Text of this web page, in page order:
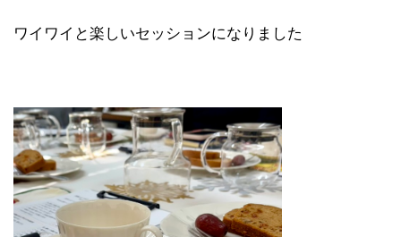
ワイワイと楽しいセッションになりました